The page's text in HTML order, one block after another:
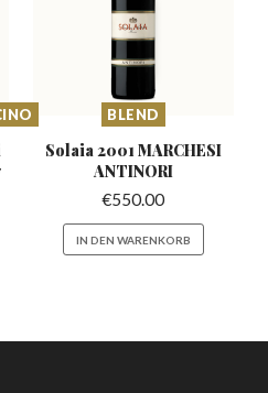
BLEND
Solaia 2001 MARCHESI
ANTINORI
€550.00
IN DEN WARENKORB